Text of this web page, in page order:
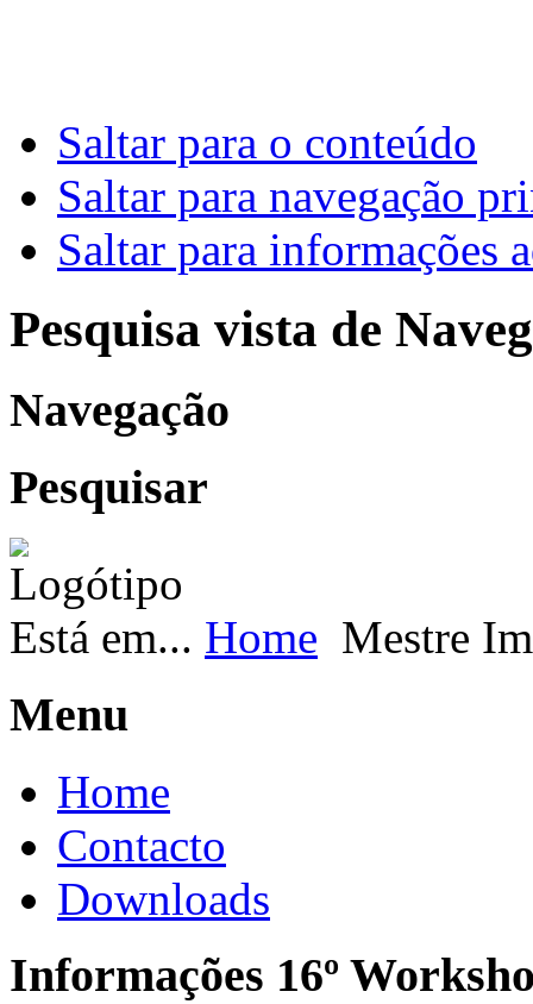
Saltar para o conteúdo
Saltar para navegação
Saltar para informações
Pesquisa vista de
Navegação
Pesquisar
Está em... Home Mestre
Menu
Home
Contacto
Downloads
Informações 16º